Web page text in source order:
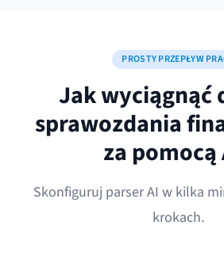
PROSTY PRZEPŁYW
Jak wyciągnąć
sprawozdania
za pomocą
Skonfiguruj parser AI w kilka
krokach.